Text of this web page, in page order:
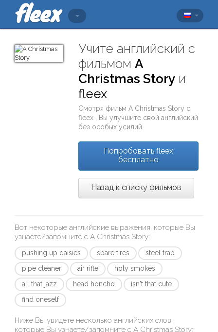
Учите английский с
фильмомA
Christmas Story и
fleex
Смотря фильмA Christmas Story с
fleex
, Вы улучшите свой английский
без особых усилий.
Попробовать fleex
бесплатно
Назад к списку фильмов
Вот некоторые английские выражения, которые Вы
узнаете/запомните с A Christmas Story:
pushing up daisies spare tires
steel trap
pipe cleaner
air rifle
holy smokes
all that jazz
head honcho
isn't that cute
find oneself
Ниже Вы увидете несколько английских слов,
которые Вы узнаете/запомните с A Christmas Story: